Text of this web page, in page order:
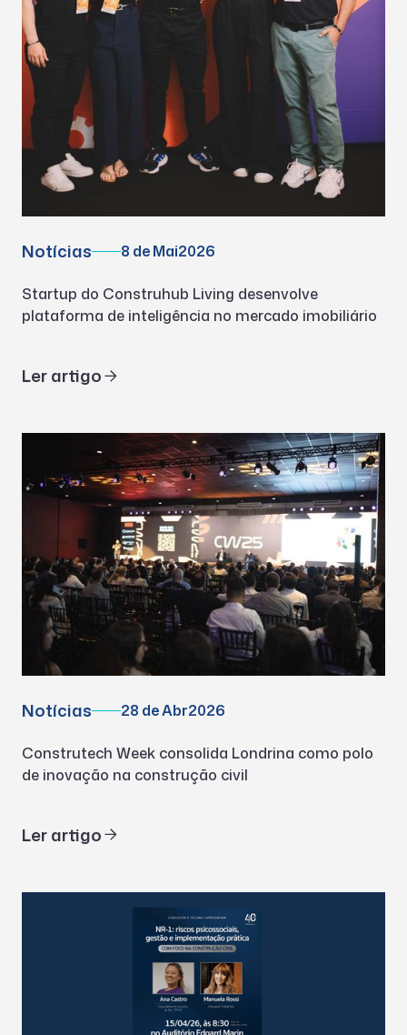
Notícias 8 de Mai2026
Startup do Construhub Living desenvolve
plataforma de inteligência no mercado imobiliário
Ler artigo
Notícias 28 de Abr2026
Construtech Week consolida Londrina como polo
de inovação na construção civil
Ler artigo